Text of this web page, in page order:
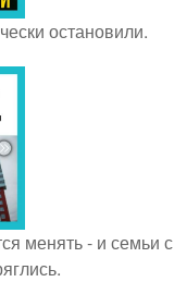
остановили.
менять - и семьи с